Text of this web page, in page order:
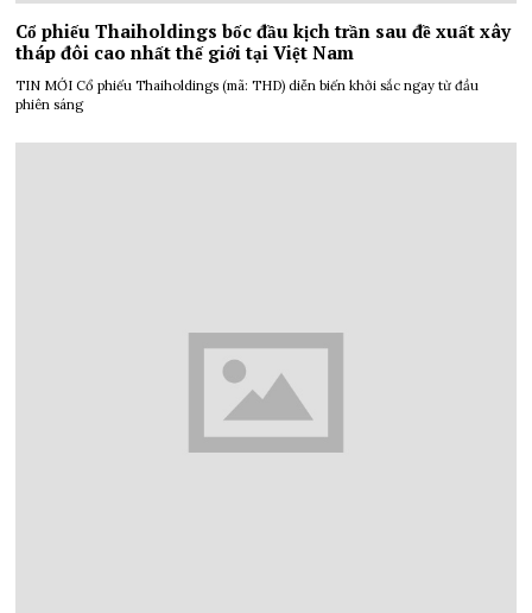
Cổ phiếu Thaiholdings bốc đầu kịch trần sau đề xuất xây
tháp đôi cao nhất thế giới tại Việt Nam
TIN MỚI Cổ phiếu Thaiholdings (mã: THD) diễn biến khởi sắc ngay từ đầu
phiên sáng